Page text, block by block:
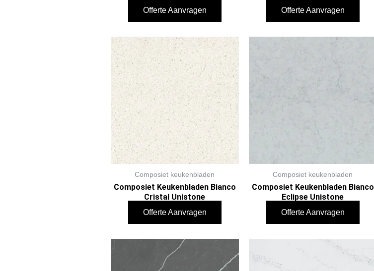
Offerte Aanvragen Offerte Aanvragen
Composiet keukenbladen
Composiet Keukenbladen Bianco
Cristal Unistone
Offerte Aanvragen
Composiet keukenbladen
Composiet Keukenbladen Bianco
Eclipse Unistone
Offerte Aanvragen